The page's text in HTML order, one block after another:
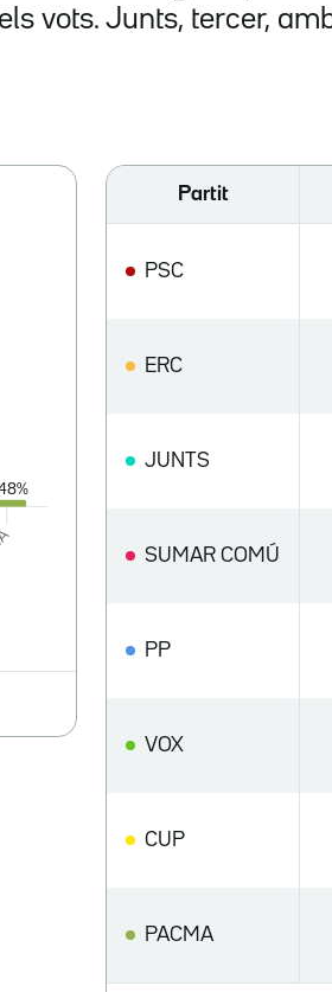
vots. Junts, tercer,
Partit
PSC
ERC
JUNTS
SUMAR COMÚ
PP
VOX
CUP
PACMA